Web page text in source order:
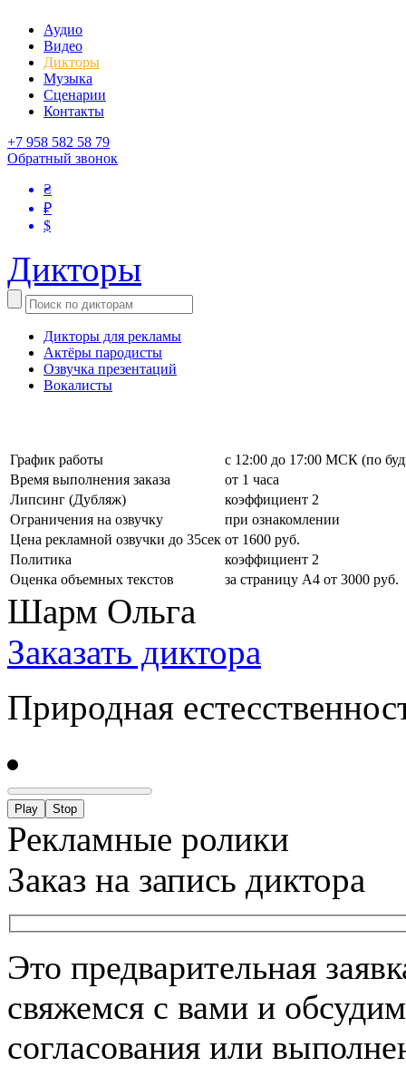
Аудио
Видео
Дикторы
Музыка
Сценарии
Контакты
+7 958 582 58 79
Обратный звонок
₴
₽
$
Дикторы
Дикторы для рекламы
Актёры пародисты
Озвучка презентаций
Вокалисты
График работы
с 12:00 до 17:00 МСК (по
Время выполнения заказа
от 1 часа
Липсинг (Дубляж)
коэффициент 2
Ограничения на озвучку
при ознакомлении
Цена рекламной озвучки до 35сек от 1600 руб.
Политика
коэффициент 2
Оценка объемных текстов
за страницу А4 от 3000 руб.
Шарм Ольга
Заказать диктора
Природная
Play Stop
Рекламные ролики
Заказ на запись диктора
Это предварительная
свяжемся с вами и
согласования или